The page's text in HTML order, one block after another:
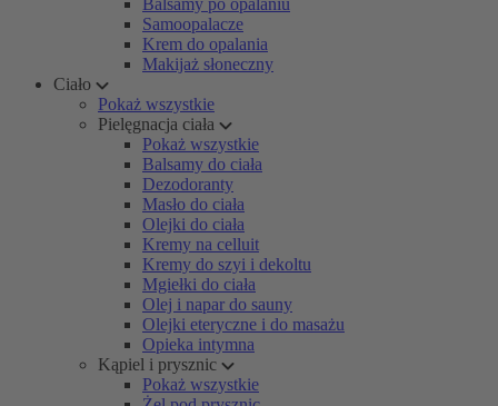
Balsamy po opalaniu
Samoopalacze
Krem do opalania
Makijaż słoneczny
Ciało
Pokaż wszystkie
Pielęgnacja ciała
Pokaż wszystkie
Balsamy do ciała
Dezodoranty
Masło do ciała
Olejki do ciała
Kremy na celluit
Kremy do szyi i dekoltu
Mgiełki do ciała
Olej i napar do sauny
Olejki eteryczne i do masażu
Opieka intymna
Kąpiel i prysznic
Pokaż wszystkie